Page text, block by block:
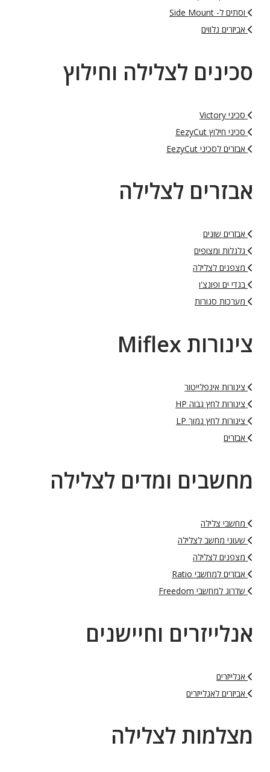
וסתים ל- Side Mount
אביזרים נלווים
סכינים לצלילה וחילוץ
סכיני Victory
סכיני חילוץ EezyCut
אבזרים לסכיני EezyCut
אבזרים לצלילה
אבזרים שונים
גלגלות ומצופים
מצפנים לצלילה
בגדי ים ופונצ'ו
מערכות סגורות
צינורות Miflex
צינורות אינפלייטור
צינורות לחץ גבוה HP
צינורות לחץ נמוך LP
אבזרים
מחשבים ומדים לצלילה
מחשבי צלילה
שעוני מחשב לצלילה
מצפנים לצלילה
אבזרים למחשבי Ratio
שדרוג למחשבי Freedom
אנלייזרים וחיישנים
אנלייזרים
אביזרים לאנלייזרים
מצלמות לצלילה